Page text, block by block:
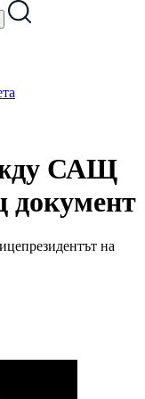
САЩ
документ
на